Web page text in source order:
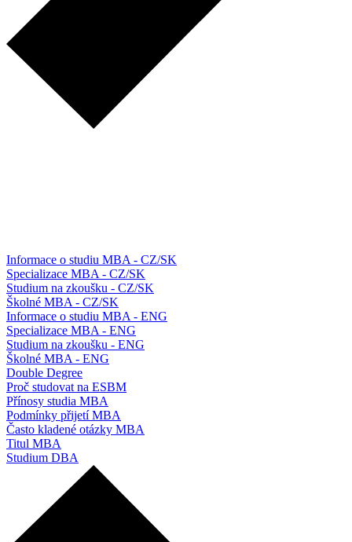
Informace o studiu MBA - CZ/SK
Specializace MBA - CZ/SK
Studium na zkoušku - CZ/SK
Školné MBA - CZ/SK
Informace o studiu MBA - ENG
Specializace MBA - ENG
Studium na zkoušku - ENG
Školné MBA - ENG
Double Degree
Proč studovat na ESBM
Přínosy studia MBA
Podmínky přijetí MBA
Často kladené otázky MBA
Titul MBA
Studium DBA